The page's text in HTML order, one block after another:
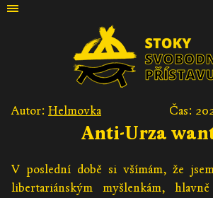
Autor: Helmovka Čas:
Anti-Urza
V poslední době si všímám, že
libertariánským myšlenkám,